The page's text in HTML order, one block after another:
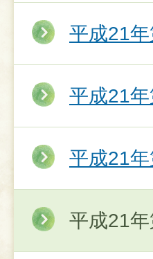
平成21
平成21
平成21
平成21